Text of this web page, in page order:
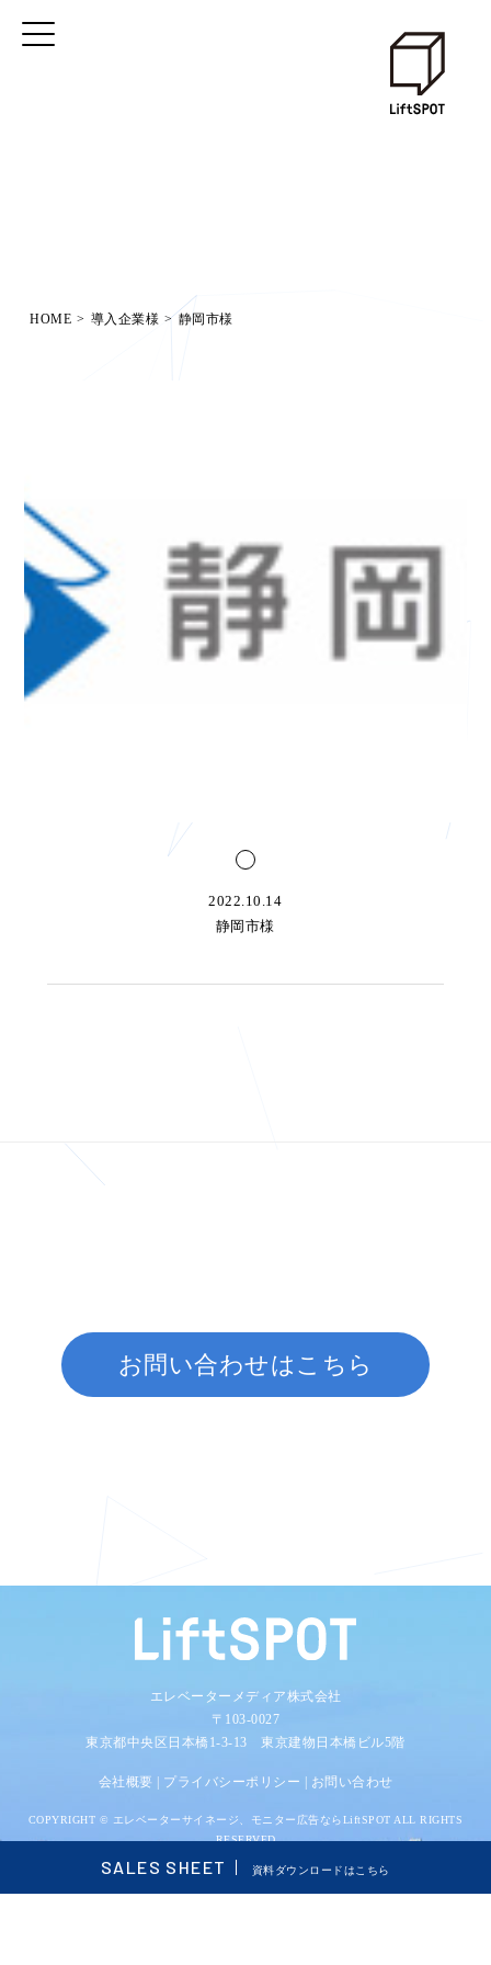
SALES SHEET 資料ダウンロードはこちら
HOME > 導入企業様 > 静岡市様
2022.10.14
静岡市様
お問い合わせはこちら
エレベーターメディア株式会社
〒103-0027
東京都中央区日本橋1-3-13 東京建物日本橋ビル5階
会社概要 プライバシーポリシー お問い合わせ
COPYRIGHT © エレベーターサイネージ、モニター広告ならLiftSPOT ALL RIGHTS
RESERVED